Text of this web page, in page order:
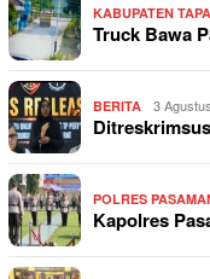
KABUPATEN
Truck Bawa
BERITA 3
POLRES
Kapolres